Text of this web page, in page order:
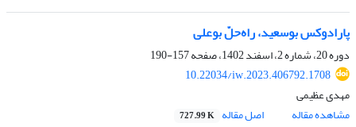
پارادوکس بوسعید، راه‌حلّ بوعلی
دوره 20، شماره 2، اسفند 1402، صفحه
157-190
10.22034/iw.2023.406792.1708
مهدی عظیمی
مشاهده مقاله
اصل مقاله 727.99 K